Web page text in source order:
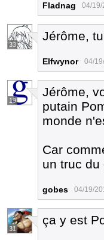
Fladnag 04/19/
33
Jérôme,
Elfwynor 04/
19
Jérôme,
putain
monde
Car
un truc du
gobes 04/19/
31
ça y est